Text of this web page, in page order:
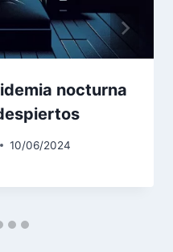
nocturna
10/06/2024